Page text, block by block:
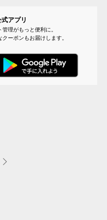
アプリ
理がもっと便利に。
ーポンもお届けします。